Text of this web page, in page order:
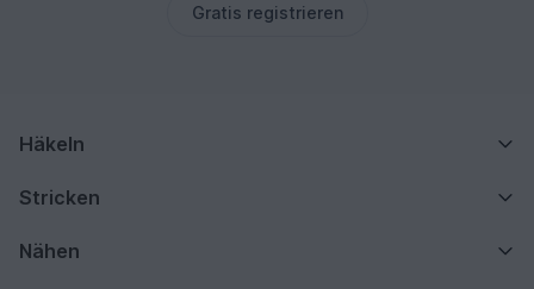
Gratis registrieren
Häkeln
Stricken
Nähen